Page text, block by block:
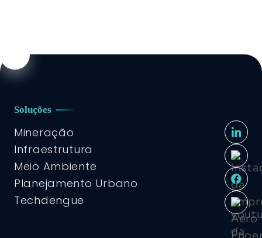
Soluções
Mineração
Infraestrutura
Meio Ambiente
Planejamento Urbano
Techdengue